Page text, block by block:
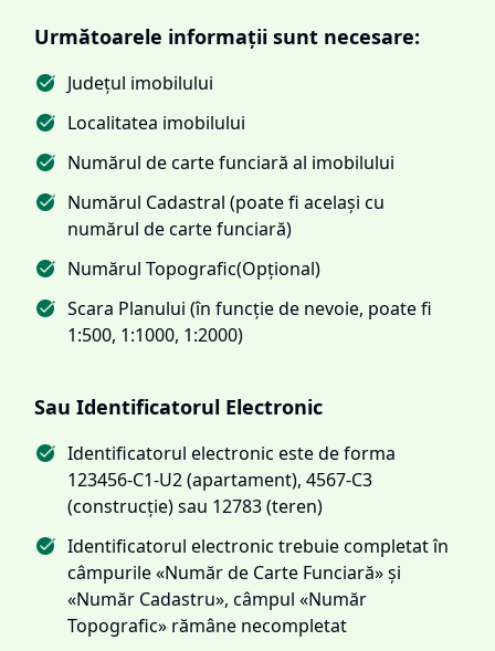
Următoarele informații sunt necesare:
Județul imobilului
Localitatea imobilului
Numărul de carte funciară al imobilului
Numărul Cadastral (poate fi același cu
numărul de carte funciară)
Numărul Topografic(Opțional)
Scara Planului (în funcție de nevoie, poate fi
1:500, 1:1000, 1:2000)
Sau Identificatorul Electronic
Identificatorul electronic este de forma
123456-C1-U2 (apartament), 4567-C3
(construcție) sau 12783 (teren)
Identificatorul electronic trebuie completat în
câmpurile «Număr de Carte Funciară» și
«Număr Cadastru», câmpul «Număr
Topografic» rămâne necompletat